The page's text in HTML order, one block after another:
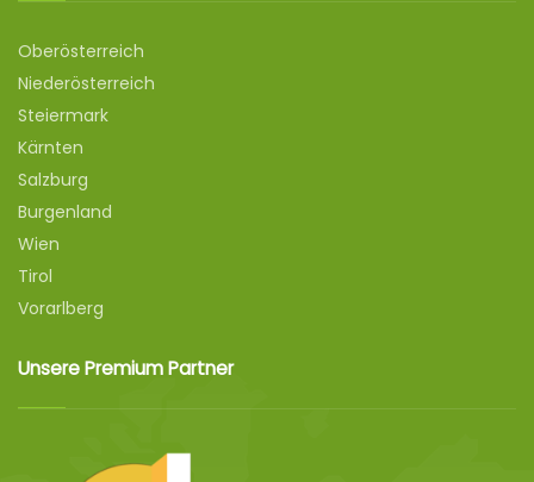
Oberösterreich
Niederösterreich
Steiermark
Kärnten
Salzburg
Burgenland
Wien
Tirol
Vorarlberg
Unsere Premium Partner